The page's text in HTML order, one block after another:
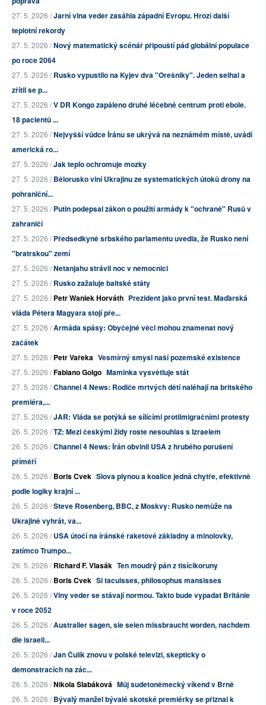
27. 5. 2026 /Jarní vlna veder zasáhla západní Evropu. Hrozí další
teplotní rekordy
27. 5. 2026 /Nový matematický scénář připouští pád globální populace
po roce 2064
27. 5. 2026 /Rusko vypustilo na Kyjev dva "Orešniky". Jeden selhal a
zřítil se p...
27. 5. 2026 /V DR Kongo zapáleno druhé léčebné centrum proti ebole.
18 pacientů ...
27. 5. 2026 /Nejvyšší vůdce Íránu se ukrývá na neznámém místě, uvádí
americká ro...
27. 5. 2026 /Jak teplo ochromuje mozky
27. 5. 2026 /Bělorusko viní Ukrajinu ze systematických útoků drony na
pohraniční...
27. 5. 2026 /Putin podepsal zákon o použití armády k "ochraně" Rusů v
zahraničí
27. 5. 2026 /Předsedkyně srbského parlamentu uvedla, že Rusko není
"bratrskou" zemí
27. 5. 2026 /Netanjahu strávil noc v nemocnici
27. 5. 2026 /Rusko zažaluje baltské státy
27. 5. 2026 /Petr Waniek Horváth Prezident jako první test. Maďarská
vláda Pétera Magyara stojí pře...
27. 5. 2026 /Armáda spásy: Obyčejné věci mohou znamenat nový
začátek
27. 5. 2026 /Petr Vařeka Vesmírný smysl naší pozemské existence
27. 5. 2026 /Fabiano Golgo Maminka vysvětluje stát
27. 5. 2026 /Channel 4 News: Rodiče mrtvých dětí naléhají na britského
premiéra,...
27. 5. 2026 /JAR: Vláda se potýká se sílícími protiimigračními protesty
26. 5. 2026 /TZ: Mezi českými židy roste nesouhlas s Izraelem
26. 5. 2026 /Channel 4 News: Írán obvinil USA z hrubého porušení
příměří
26. 5. 2026 /Boris Cvek Slova plynou a koalice jedná chytře, efektivně
podle logiky krajní ...
26. 5. 2026 /Steve Rosenberg, BBC, z Moskvy: Rusko nemůže na
Ukrajině vyhrát, va...
26. 5. 2026 /USA útočí na íránské raketové základny a minolovky,
zatímco Trumpo...
26. 5. 2026 /Richard F. Vlasák Ten moudrý pán z tisícikoruny
26. 5. 2026 /Boris Cvek Si tacuisses, philosophus mansisses
26. 5. 2026 /Vlny veder se stávají normou. Takto bude vypadat Británie
v roce 2052
26. 5. 2026 /Australier sagen, sie seien missbraucht worden, nachdem
die israeli...
26. 5. 2026 /Jan Čulík znovu v polské televizi, skepticky o
demonstracích na zác...
26. 5. 2026 /Nikola Slabáková Můj sudetoněmecký víkend v Brně
26. 5. 2026 /Bývalý manžel bývalé skotské premiérky se přiznal k